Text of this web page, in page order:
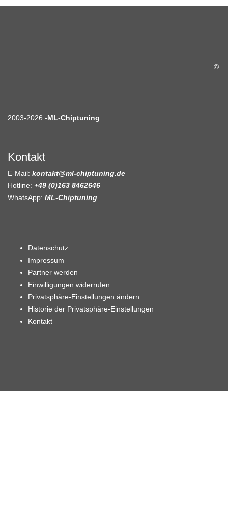
©
2003-2026 -ML-Chiptuning
Kontakt
E-Mail: kontakt@ml-chiptuning.de
Hotline: +49 (0)163 8462646
WhatsApp: ML-Chiptuning
Datenschutz
Impressum
Partner werden
Einwilligungen widerrufen
Privatsphäre-Einstellungen ändern
Historie der Privatsphäre-Einstellungen
Kontakt